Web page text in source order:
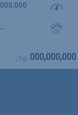
000,000
...
000,000,000 تومانءءء